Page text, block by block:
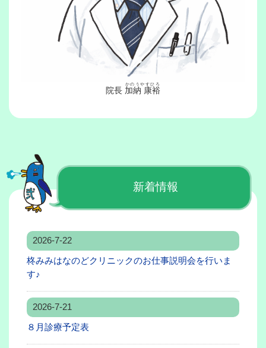
院長 加納 康裕
かのうやすひろ
新着情報
2026-7-22
柊みみはなのどクリニックのお仕事説明会を行いま
す♪
2026-7-21
８月診療予定表